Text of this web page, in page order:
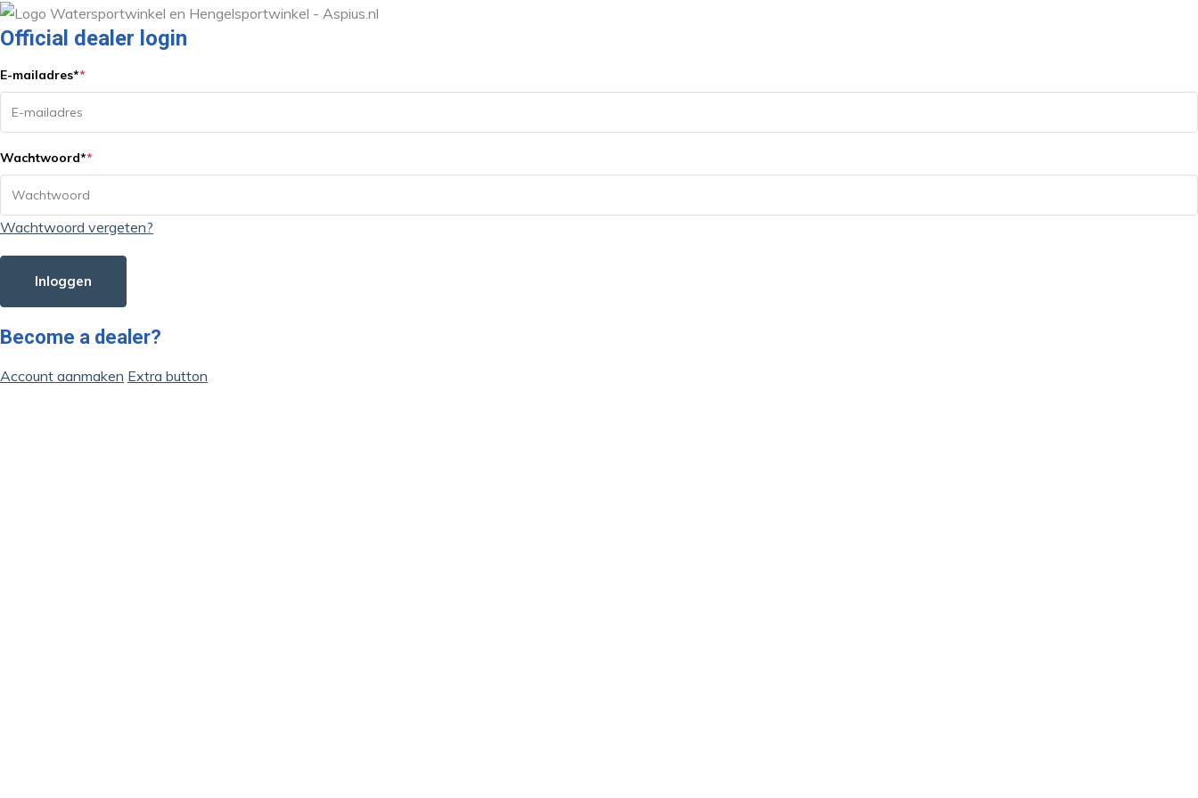
Official dealer login
E-mailadres**
Wachtwoord**
Wachtwoord vergeten?
Inloggen
Become a dealer?
Account aanmaken Extra button